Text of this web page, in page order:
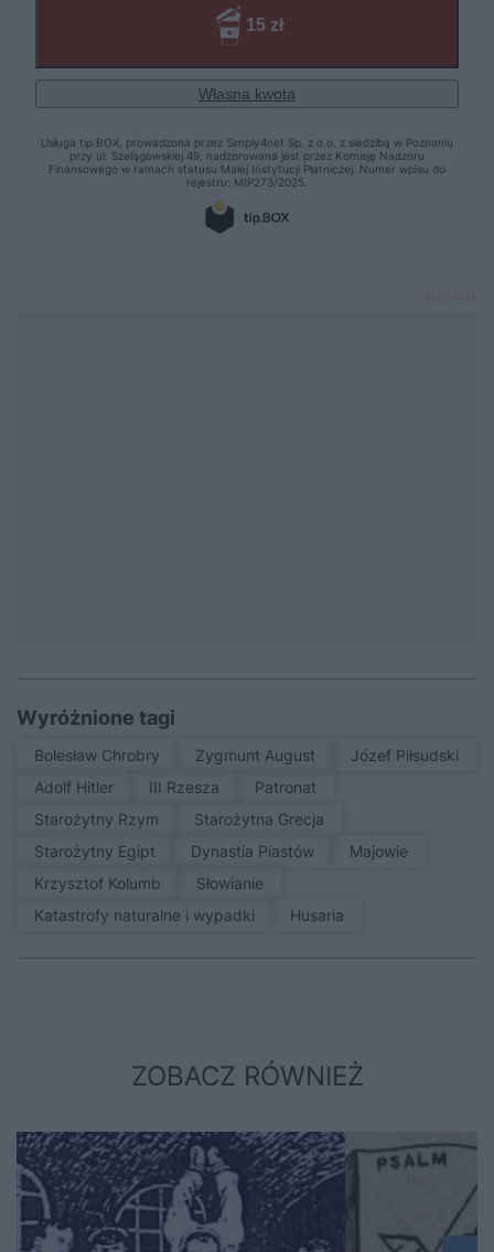
Wyróżnione tagi
Bolesław Chrobry Zygmunt August
Józef Piłsudski
Adolf Hitler
III Rzesza
patronat
Starożytny Rzym
Starożytna Grecja
Starożytny Egipt
Dynastia Piastów
Majowie
Krzysztof Kolumb
Słowianie
Katastrofy naturalne i wypadki
Husaria
ZOBACZ RÓWNIEŻ